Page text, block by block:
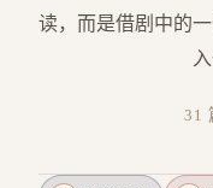
读，而是借剧中的
31